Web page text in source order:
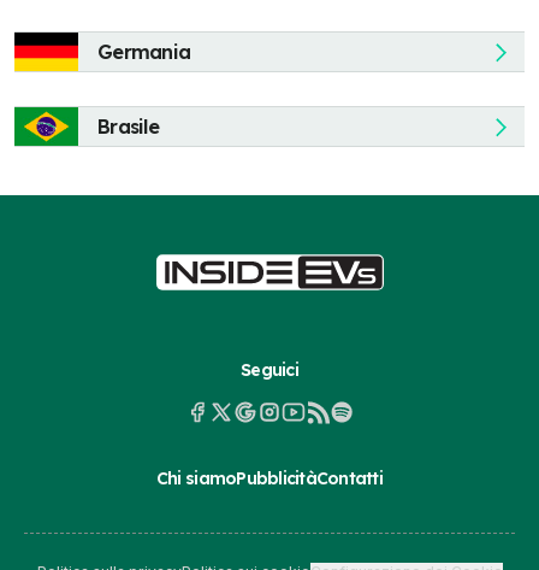
Germania
Brasile
Seguici
Chi siamoPubblicitàContatti